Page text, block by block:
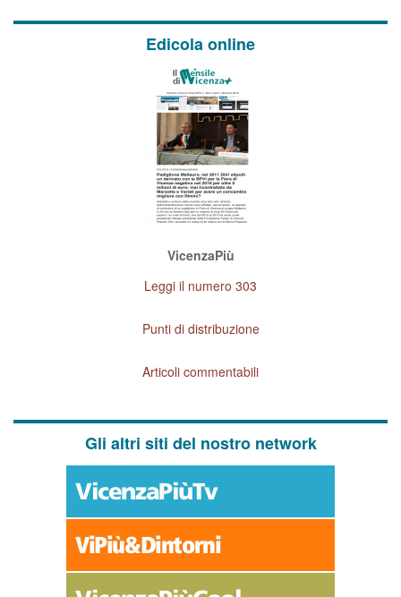
Edicola online
VicenzaPiù
Leggi il numero 303
Punti di distribuzione
Articoli commentabili
Gli altri siti del nostro network